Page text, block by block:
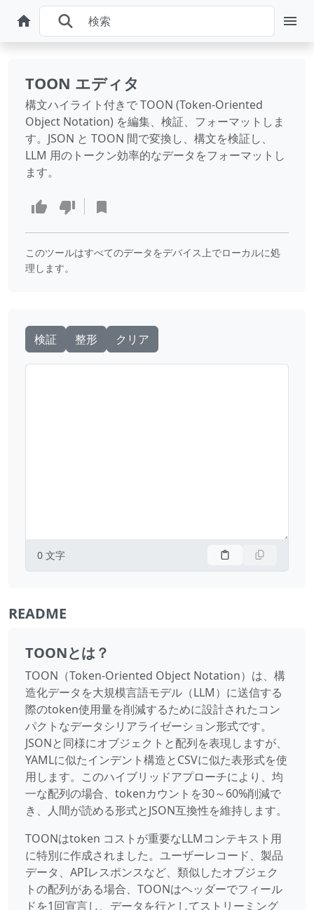
TOON エディタ
構文ハイライト付きで TOON (Token-Oriented
Object Notation) を編集、検証、フォーマットしま
す。JSON と TOON 間で変換し、構文を検証し、
LLM 用のトークン効率的なデータをフォーマットし
ます。
このツールはすべてのデータをデバイス上でローカルに処
理します。
検証 整形 クリア
0 文字
README
TOONとは？
TOON（Token-Oriented Object Notation）は、構
造化データを大規模言語モデル（LLM）に送信する
際のtoken使用量を削減するために設計されたコン
パクトなデータシリアライゼーション形式です。
JSONと同様にオブジェクトと配列を表現しますが、
YAMLに似たインデント構造とCSVに似た表形式を使
用します。このハイブリッドアプローチにより、均
一な配列の場合、tokenカウントを30～60%削減で
き、人間が読める形式とJSON互換性を維持します。
TOONはtoken コストが重要なLLMコンテキスト用
に特別に作成されました。ユーザーレコード、製品
データ、APIレスポンスなど、類似したオブジェク
トの配列がある場合、TOONはヘッダーでフィール
ドを1回宣言し、データを行としてストリーミング